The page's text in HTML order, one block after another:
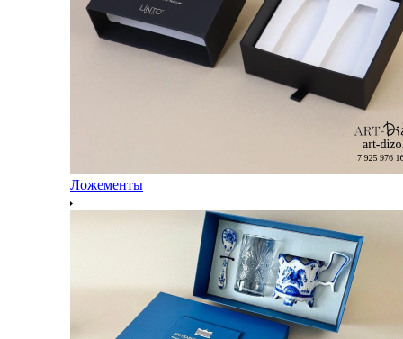
Ложементы